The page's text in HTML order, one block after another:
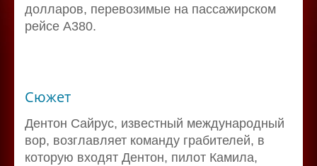
долларов, перевозимые на пассажирском
рейсе А380.
Сюжет
Дентон Сайрус, известный международный
вор, возглавляет команду грабителей, в
которую входят Дентон, пилот Камила,